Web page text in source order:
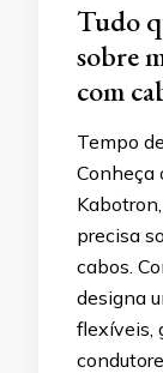
Tudo
sobre
com
Tempo
Conheça
precisa
cabos.
designa
flexíveis,